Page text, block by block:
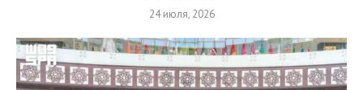
24 июля, 2026